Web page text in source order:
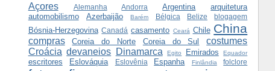
Açores Alemanha Andorra Argentina
arquitetura
automobilismo
Azerbaijão Barém Bélgica Belize blogagem
Bósnia-Herzegovina Canadá casamento Ceará Chile China
compras Coreia do Norte Coreia do Sul
costumes
Croácia devaneios Dinamarca Egito Emirados Equador
escritores Eslováquia Eslovênia Espanha Finlândia folclore